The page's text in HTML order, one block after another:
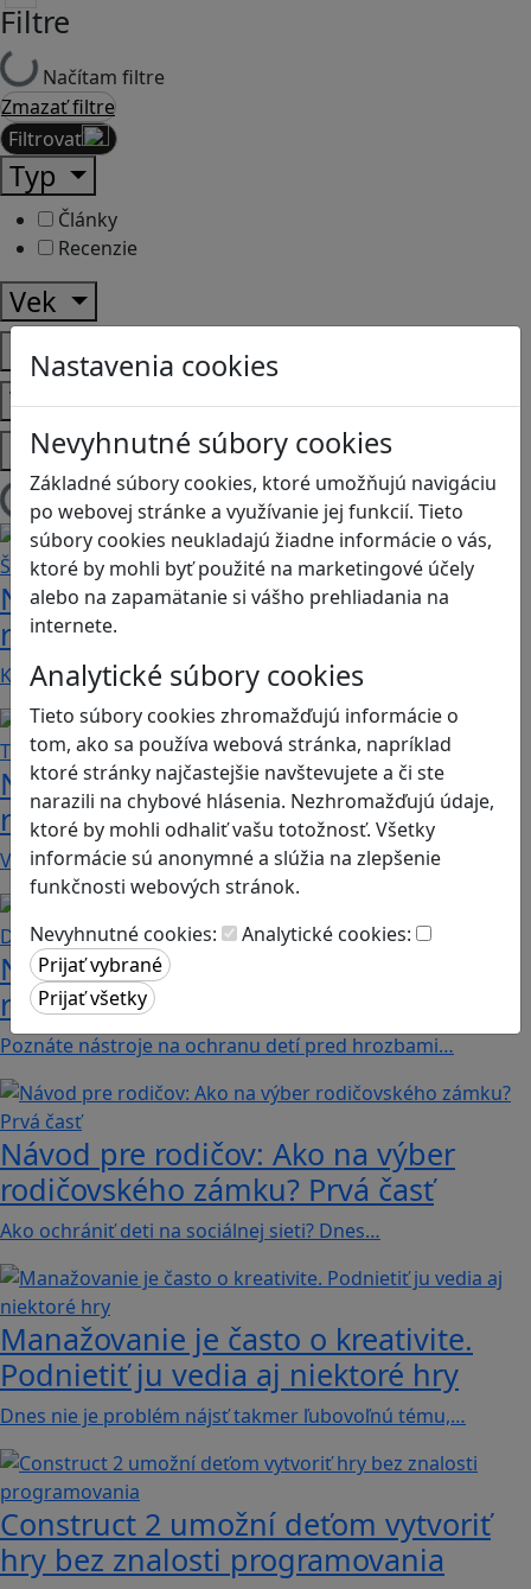
Nastavenia cookies
Nevyhnutné súbory cookies
Základné súbory cookies, ktoré umožňujú navigáciu
po webovej stránke a využívanie jej funkcií. Tieto
súbory cookies neukladajú žiadne informácie o vás,
ktoré by mohli byť použité na marketingové účely
alebo na zapamätanie si vášho prehliadania na
internete.
Analytické súbory cookies
Tieto súbory cookies zhromažďujú informácie o
tom, ako sa používa webová stránka, napríklad
ktoré stránky najčastejšie navštevujete a či ste
narazili na chybové hlásenia. Nezhromažďujú údaje,
ktoré by mohli odhaliť vašu totožnosť. Všetky
informácie sú anonymné a slúžia na zlepšenie
funkčnosti webových stránok.
Nevyhnutné cookies:
Analytické cookies:
Filtre
Načítam filtre
Zmazať filtre
Filtrovať
Typ
Články
Recenzie
Vek
Predmety
Témy
Platformy
Načítam blogy
Návod pre rodičov: Ako na výber
rodičovského zámku? Štvrtá časť
Kvalitné aplikácie, ktoré ponúkajú bezpečné…
Návod pre rodičov: Ako na výber
rodičovského zámku? Tretia časť
V obchode Play je možné nájsť veľké množstvo…
Návod pre rodičov: Ako na výber
rodičovského zámku? Druhá časť
Poznáte nástroje na ochranu detí pred hrozbami…
Návod pre rodičov: Ako na výber
rodičovského zámku? Prvá časť
Ako ochrániť deti na sociálnej sieti? Dnes…
Manažovanie je často o kreativite.
Podnietiť ju vedia aj niektoré hry
Dnes nie je problém nájsť takmer ľubovoľnú tému,…
Construct 2 umožní deťom vytvoriť
hry bez znalosti programovania